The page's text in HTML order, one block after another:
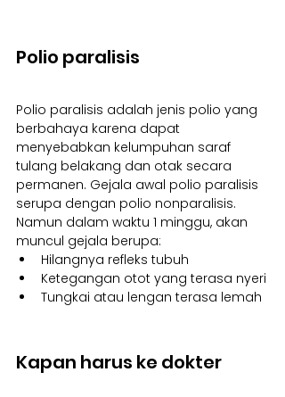
Polio paralisis
Polio paralisis adalah jenis polio yang
berbahaya karena dapat
menyebabkan kelumpuhan saraf
tulang belakang dan otak secara
permanen. Gejala awal polio paralisis
serupa dengan polio nonparalisis.
Namun dalam waktu 1 minggu, akan
muncul gejala berupa:
Hilangnya refleks tubuh
Ketegangan otot yang terasa nyeri
Tungkai atau lengan terasa lemah
Kapan harus ke dokter